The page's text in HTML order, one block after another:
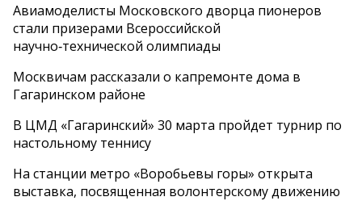
Авиамоделисты Московского дворца пионеров
стали призерами Всероссийской
научно‑технической олимпиады
Москвичам рассказали о капремонте дома в
Гагаринском районе
В ЦМД «Гагаринский» 30 марта пройдет турнир по
настольному теннису
На станции метро «Воробьевы горы» открыта
выставка, посвященная волонтерскому движению